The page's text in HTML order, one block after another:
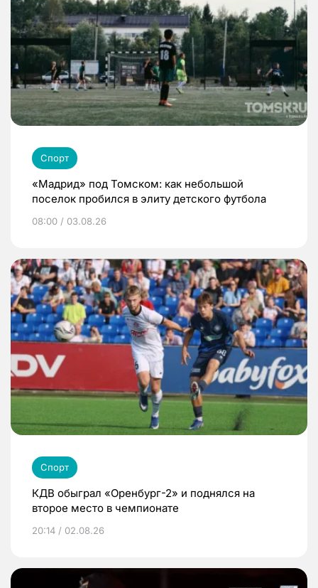
Спорт
«Мадрид» под Томском: как небольшой
поселок пробился в элиту детского футбола
08:00 / 03.08.26
Спорт
КДВ обыграл «Оренбург-2» и поднялся на
второе место в чемпионате
20:14 / 02.08.26